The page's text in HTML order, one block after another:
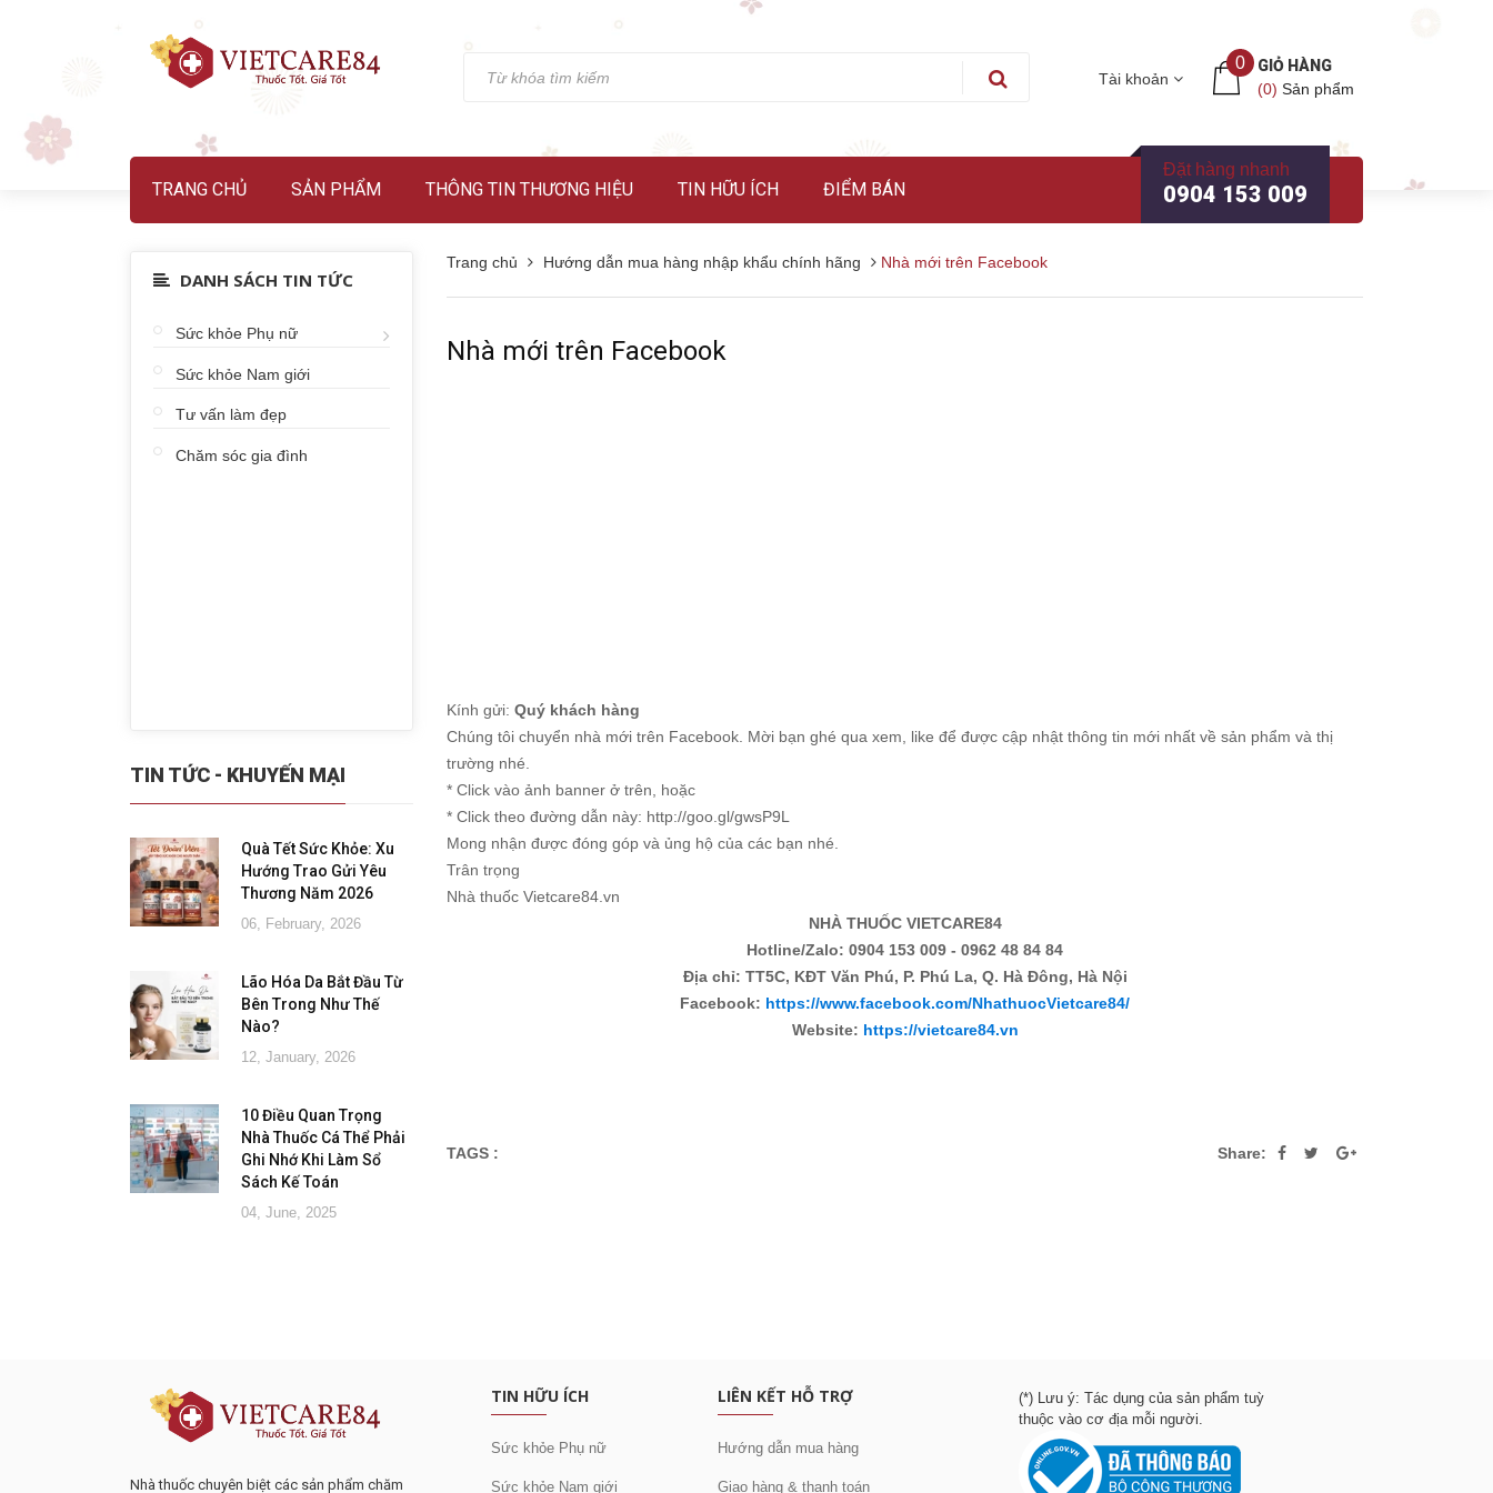
Tài khoản
0
GIỎ HÀNG
(0) Sản phẩm
TRANG CHỦ SẢN PHẨM THÔNG TIN THƯƠNG HIỆU TIN HỮU ÍCH ĐIỂM BÁN
Đặt hàng nhanh
0904 153 009
Trang chủ Hướng dẫn mua hàng nhập khẩu chính hãng Nhà mới trên Facebook
Nhà mới trên Facebook
Kính gửi: Quý khách hàng
Chúng tôi chuyển nhà mới trên Facebook. Mời bạn ghé qua xem, like để được cập nhật thông tin mới nhất về sản phẩm và thị
trường nhé.
* Click vào ảnh banner ở trên, hoặc
* Click theo đường dẫn này: http://goo.gl/gwsP9L
Mong nhận được đóng góp và ủng hộ của các bạn nhé.
Trân trọng
Nhà thuốc Vietcare84.vn
NHÀ THUỐC VIETCARE84
Hotline/Zalo: 0904 153 009 - 0962 48 84 84
Địa chỉ: TT5C, KĐT Văn Phú, P. Phú La, Q. Hà Đông, Hà Nội
Facebook: https://www.facebook.com/NhathuocVietcare84/
Website: https://vietcare84.vn
TAGS : Share:
DANH SÁCH TIN TỨC
Sức khỏe Phụ nữ
Sức khỏe Nam giới
Tư vấn làm đẹp
Chăm sóc gia đình
TIN TỨC - KHUYẾN MẠI
Quà Tết Sức Khỏe: Xu
Hướng Trao Gửi Yêu
Thương Năm 2026
06, February, 2026
Lão Hóa Da Bắt Đầu Từ
Bên Trong Như Thế
Nào?
12, January, 2026
10 Điều Quan Trọng
Nhà Thuốc Cá Thể Phải
Ghi Nhớ Khi Làm Sổ
Sách Kế Toán
04, June, 2025
Nhà thuốc chuyên biệt các sản phẩm chăm
TIN HỮU ÍCH
Sức khỏe Phụ nữ
Sức khỏe Nam giới
LIÊN KẾT HỖ TRỢ
Hướng dẫn mua hàng
Giao hàng & thanh toán
(*) Lưu ý: Tác dụng của sản phẩm tuỳ
thuộc vào cơ địa mỗi người.